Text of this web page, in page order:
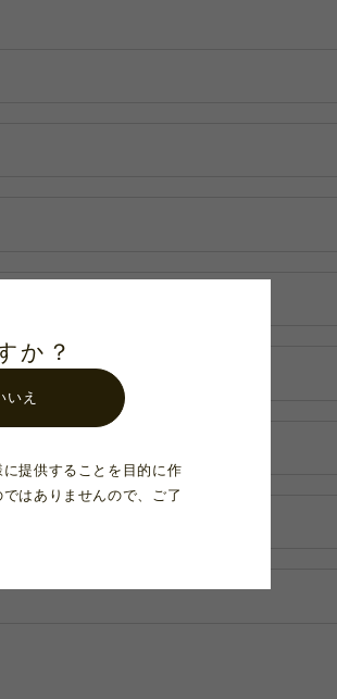
か？
いえ
提供することを目的に作
はありませんので、ご了